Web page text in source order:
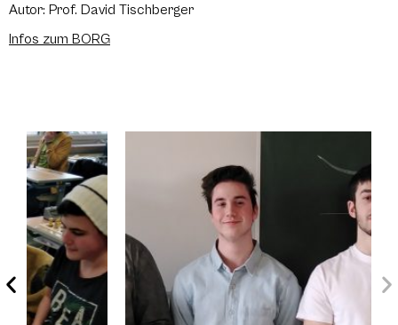
Autor: Prof. David Tischberger
Infos zum BORG